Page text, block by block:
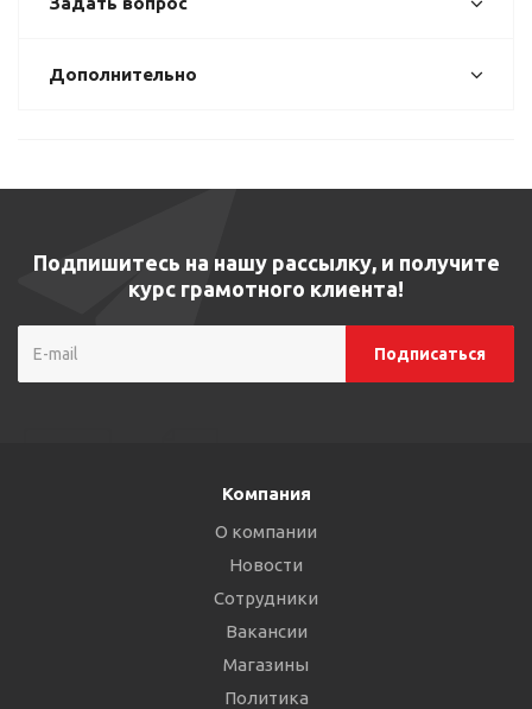
Дополнительно
Подпишитесь на нашу рассылку, и получите
курс грамотного клиента!
Компания
О компании
Новости
Сотрудники
Вакансии
Магазины
Политика